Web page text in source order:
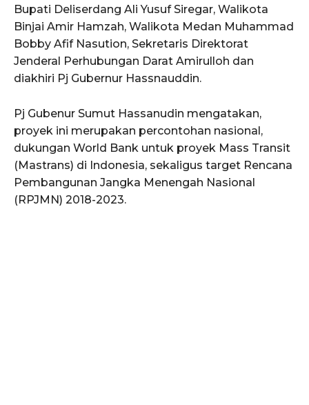
Bupati Deliserdang Ali Yusuf Siregar, Walikota
Binjai Amir Hamzah, Walikota Medan Muhammad
Bobby Afif Nasution, Sekretaris Direktorat
Jenderal Perhubungan Darat Amirulloh dan
diakhiri Pj Gubernur Hassnauddin.
Pj Gubenur Sumut Hassanudin mengatakan,
proyek ini merupakan percontohan nasional,
dukungan World Bank untuk proyek Mass Transit
(Mastrans) di Indonesia, sekaligus target Rencana
Pembangunan Jangka Menengah Nasional
(RPJMN) 2018-2023.